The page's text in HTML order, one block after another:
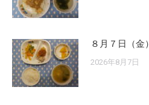
８月７日（金）
2026年8月7日